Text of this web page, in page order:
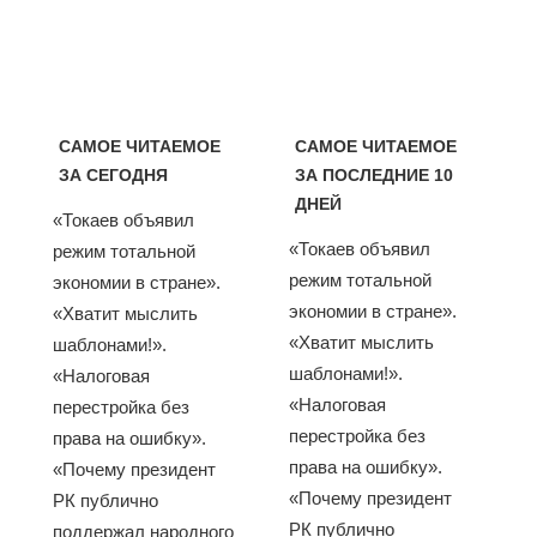
САМОЕ ЧИТАЕМОЕ
ЗА СЕГОДНЯ
«Токаев объявил
режим тотальной
экономии в стране».
«Хватит мыслить
шаблонами!».
«Налоговая
перестройка без
права на ошибку».
«Почему президент
РК публично
поддержал народного
САМОЕ ЧИТАЕМОЕ
ЗА ПОСЛЕДНИЕ 10
ДНЕЙ
«Токаев объявил
режим тотальной
экономии в стране».
«Хватит мыслить
шаблонами!».
«Налоговая
перестройка без
права на ошибку».
«Почему президент
РК публично